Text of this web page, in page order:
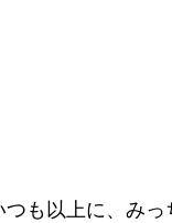
も以上に、み